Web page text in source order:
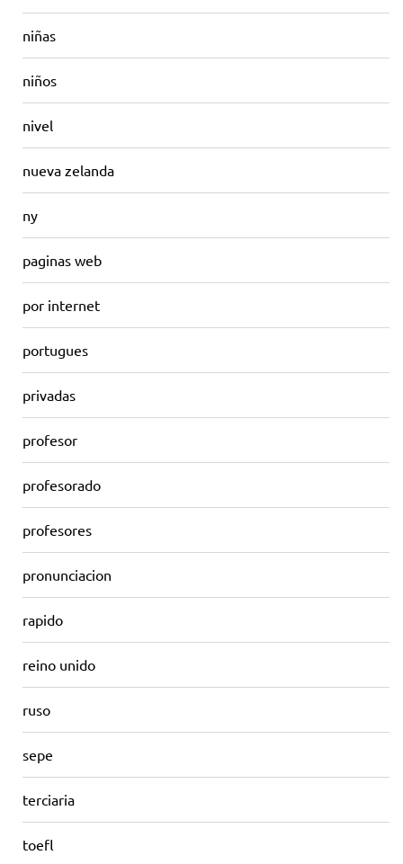
niñas
niños
nivel
nueva zelanda
ny
paginas web
por internet
portugues
privadas
profesor
profesorado
profesores
pronunciacion
rapido
reino unido
ruso
sepe
terciaria
toefl